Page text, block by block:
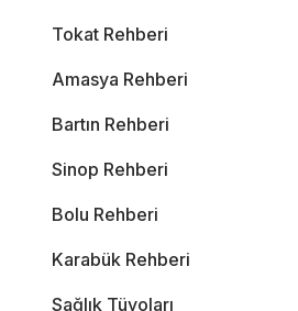
Tokat Rehberi
Amasya Rehberi
Bartın Rehberi
Sinop Rehberi
Bolu Rehberi
Karabük Rehberi
Sağlık Tüyoları